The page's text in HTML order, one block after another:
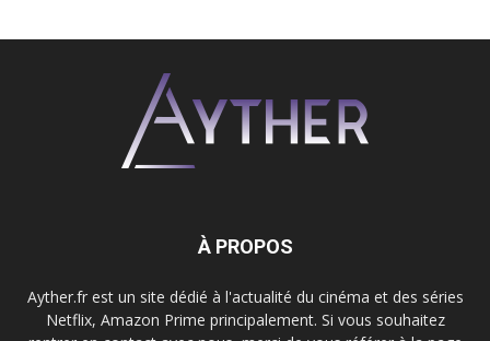
À PROPOS
Ayther.fr est un site dédié à l'actualité du cinéma et des séries
Netflix, Amazon Prime principalement. Si vous souhaitez